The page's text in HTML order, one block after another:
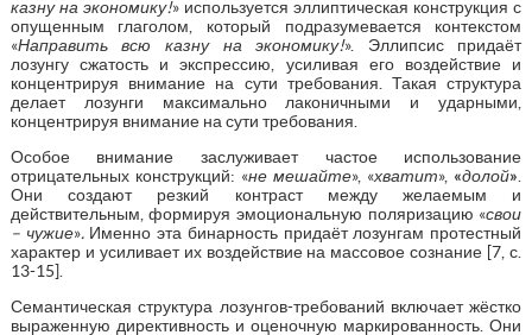
казну на экономику!» используется эллиптическая конструкция с
опущенным глаголом, который подразумевается контекстом
«Направить всю казну на экономику!». Эллипсис придаёт
лозунгу сжатость и экспрессию, усиливая его воздействие и
концентрируя внимание на сути требования. Такая структура
делает лозунги максимально лаконичными и ударными,
концентрируя внимание на сути требования.
Особое внимание заслуживает частое использование
отрицательных конструкций: «не мешайте», «хватит», «долой»
Они создают резкий контраст между желаемым и
действительным, формируя эмоциональную поляризацию «свои
– чужие».Именно эта бинарность придаёт лозунгам протестный
характер и усиливает их воздействие на массовое сознание [7, с.
13-15].
Семантическая структура лозунгов-требований включает жёстко
выраженную директивность и оценочную маркированность. Они